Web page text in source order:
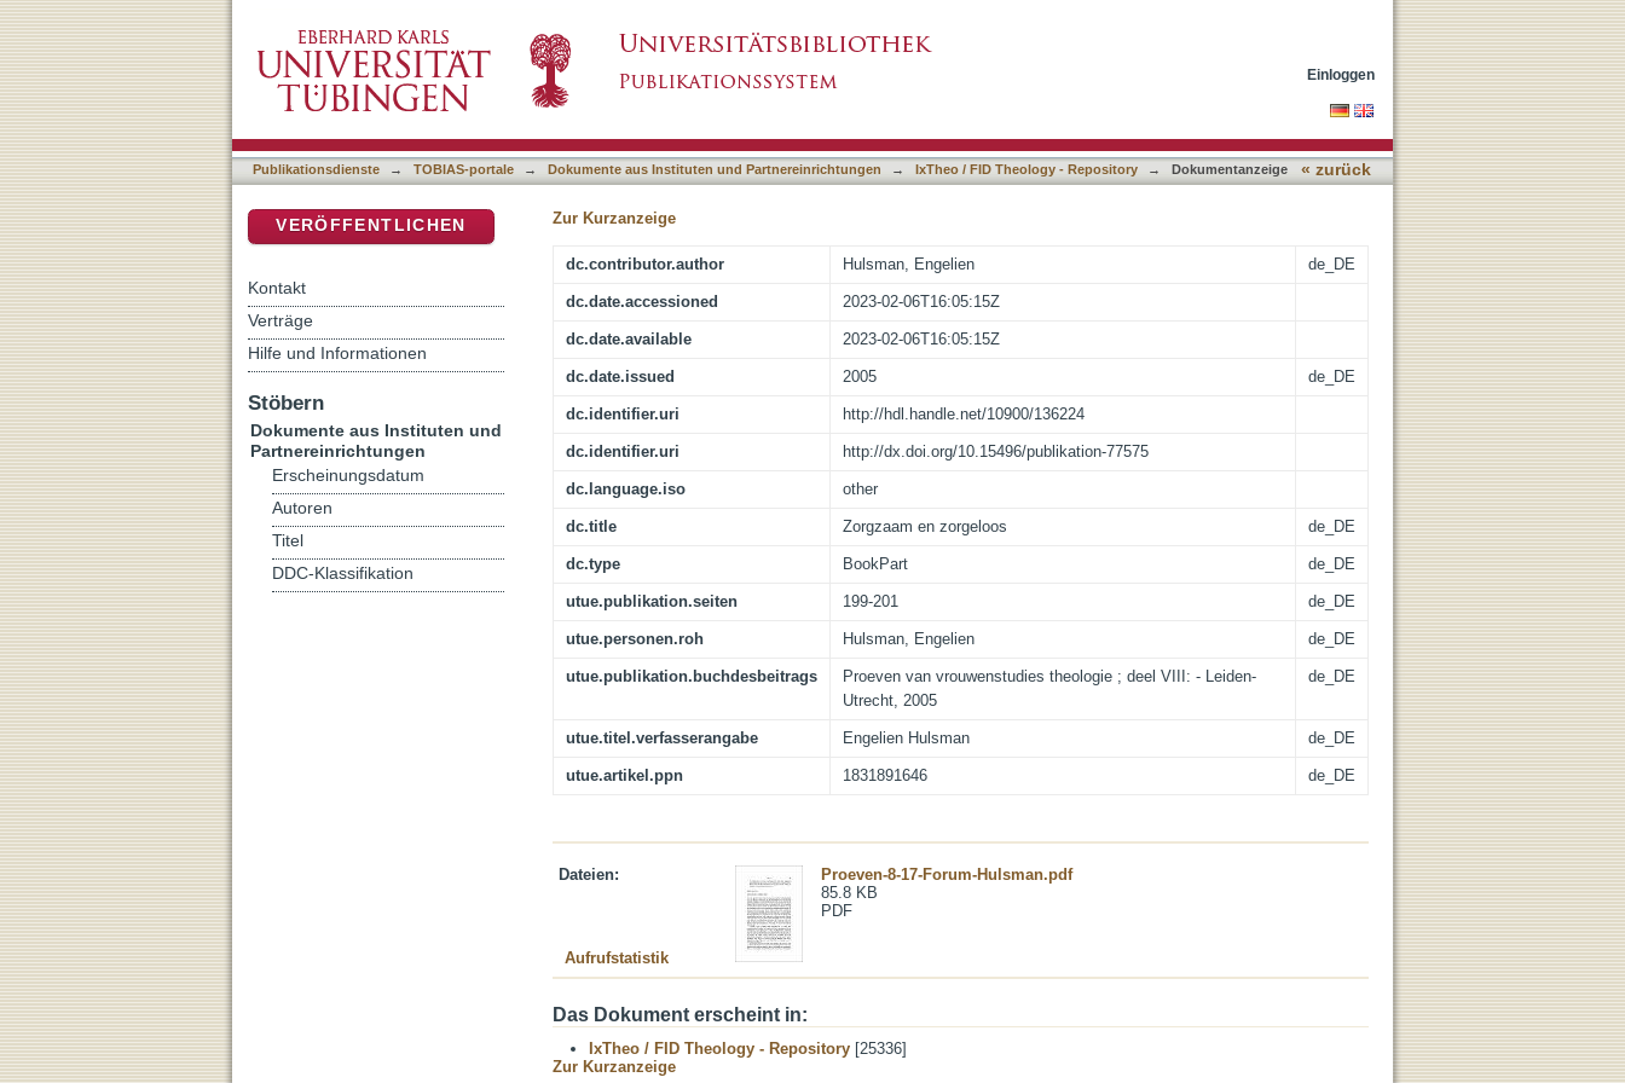
Einloggen
Publikationsdienste → TOBIAS-portale → Dokumente aus Instituten und Partnereinrichtungen → IxTheo / FID Theology - Repository → Dokumentanzeige « zurück
Zur Kurzanzeige
dc.contributor.author Hulsman, Engelien de_DE
dc.date.accessioned 2023-02-06T16:05:15Z
dc.date.available 2023-02-06T16:05:15Z
dc.date.issued 2005 de_DE
dc.identifier.uri http://hdl.handle.net/10900/136224
dc.identifier.uri http://dx.doi.org/10.15496/publikation-77575
dc.language.iso other
dc.title Zorgzaam en zorgeloos de_DE
dc.type BookPart de_DE
utue.publikation.seiten 199-201 de_DE
utue.personen.roh Hulsman, Engelien de_DE
utue.publikation.buchdesbeitrags
Proeven van vrouwenstudies theologie ; deel VIII: - Leiden-
Utrecht, 2005
de_DE
utue.titel.verfasserangabe Engelien Hulsman de_DE
utue.artikel.ppn 1831891646 de_DE
Dateien:
Proeven-8-17-Forum-Hulsman.pdf
85.8 KB
PDF
Aufrufstatistik
Das Dokument erscheint in:
IxTheo / FID Theology - Repository [25336]
Zur Kurzanzeige
VERÖFFENTLICHEN
Kontakt
Verträge
Hilfe und Informationen
Stöbern
Dokumente aus Instituten und
Partnereinrichtungen
Erscheinungsdatum
Autoren
Titel
DDC-Klassifikation